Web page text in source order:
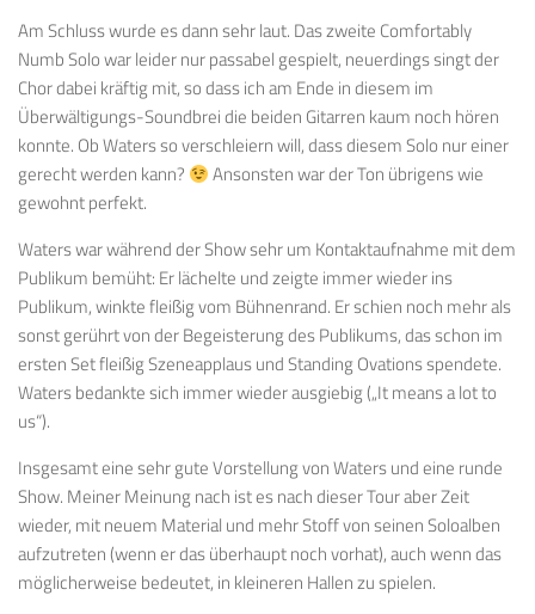
Am Schluss wurde es dann sehr laut. Das zweite Comfortably
Numb Solo war leider nur passabel gespielt, neuerdings singt der
Chor dabei kräftig mit, so dass ich am Ende in diesem im
Überwältigungs-Soundbrei die beiden Gitarren kaum noch hören
konnte. Ob Waters so verschleiern will, dass diesem Solo nur einer
gerecht werden kann?
Ansonsten war der Ton übrigens wie
gewohnt perfekt.
Waters war während der Show sehr um Kontaktaufnahme mit dem
Publikum bemüht: Er lächelte und zeigte immer wieder ins
Publikum, winkte fleißig vom Bühnenrand. Er schien noch mehr als
sonst gerührt von der Begeisterung des Publikums, das schon im
ersten Set fleißig Szeneapplaus und Standing Ovations spendete.
Waters bedankte sich immer wieder ausgiebig („It means a lot to
us“).
Insgesamt eine sehr gute Vorstellung von Waters und eine runde
Show. Meiner Meinung nach ist es nach dieser Tour aber Zeit
wieder, mit neuem Material und mehr Stoff von seinen Soloalben
aufzutreten (wenn er das überhaupt noch vorhat), auch wenn das
möglicherweise bedeutet, in kleineren Hallen zu spielen.